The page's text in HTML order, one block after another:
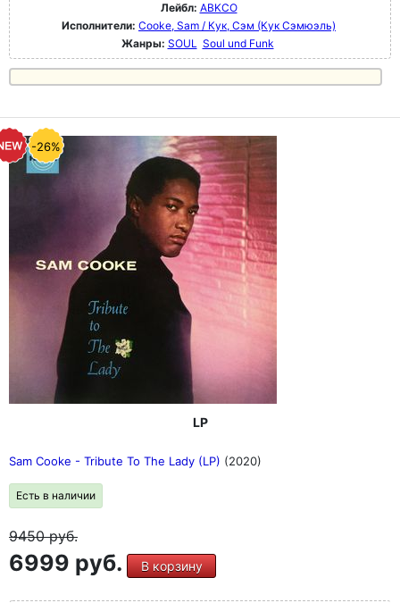
Лейбл: ABKCO
Исполнители: Cooke, Sam / Кук, Сэм (Кук Сэмюэль)
Жанры: SOUL Soul und Funk
-26%
LP
Sam Cooke - Tribute To The Lady (LP) (2020)
Есть в наличии
9450руб.
6999 руб. В корзину